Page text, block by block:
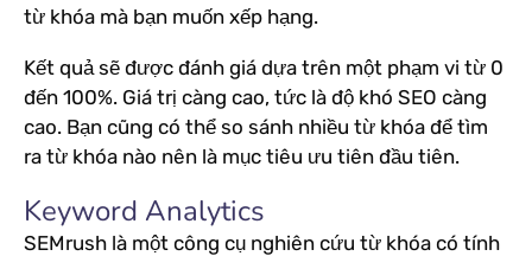
từ khóa mà bạn muốn xếp hạng.
Kết quả sẽ được đánh giá dựa trên một phạm vi từ 0
đến 100%. Giá trị càng cao, tức là độ khó SEO càng
cao. Bạn cũng có thể so sánh nhiều từ khóa để tìm
ra từ khóa nào nên là mục tiêu ưu tiên đầu tiên.
Keyword Analytics
SEMrush là một công cụ nghiên cứu từ khóa có tính